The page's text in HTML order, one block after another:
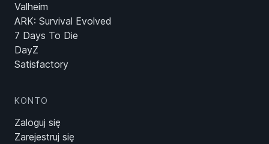
Valheim
ARK: Survival Evolved
7 Days To Die
DayZ
Satisfactory
KONTO
Zaloguj się
Zarejestruj się